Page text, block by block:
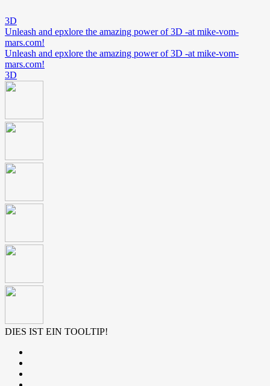
3D
Unleash and epxlore the amazing power of 3D -at mike-vom-
mars.com!
Unleash and epxlore the amazing power of 3D -at mike-vom-
mars.com!
3D
DIES IST EIN TOOLTIP!